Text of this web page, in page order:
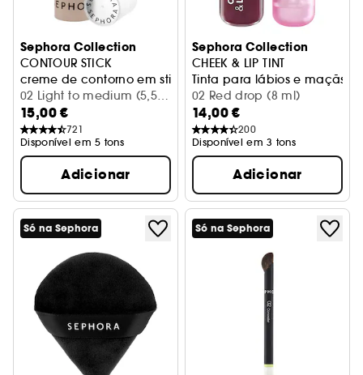
Sephora Collection
CONTOUR STICK
creme de contorno em stick
02 Light to medium (5,50
g)
15,00 €
721
Disponível em 5 tons
Adicionar
Sephora Collection
CHEEK & LIP TINT
Tinta para lábios e maçãs
02 Red drop (8 ml)
14,00 €
200
Disponível em 3 tons
Adicionar
Só na Sephora Só na Sephora